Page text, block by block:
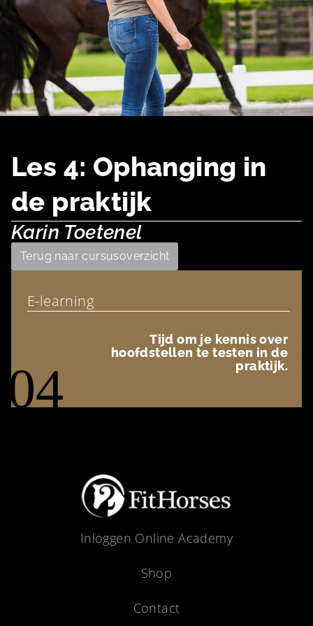
Les 4: Ophanging in
de praktijk
Karin Toetenel
Terug naar cursusoverzicht
04
E-learning
Tijd om je kennis over
hoofdstellen te testen in de
praktijk.
Inloggen Online Academy
Shop
Contact